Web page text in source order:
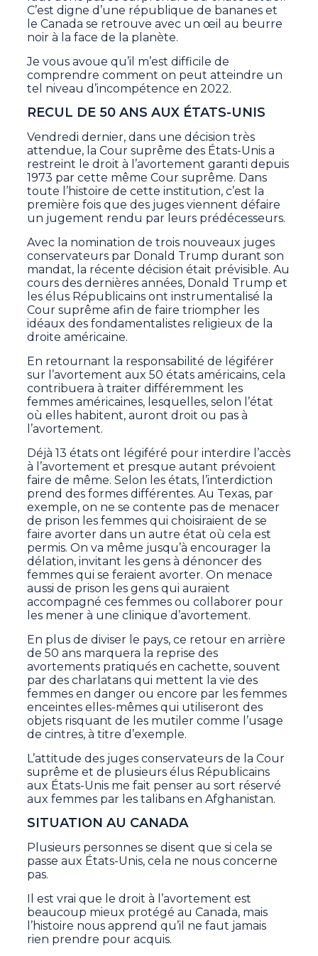
C’est digne d’une république de bananes et
le Canada se retrouve avec un œil au beurre
noir à la face de la planète.
Je vous avoue qu’il m’est difficile de
comprendre comment on peut atteindre un
tel niveau d’incompétence en 2022.
RECUL DE 50 ANS AUX ÉTATS-UNIS
Vendredi dernier, dans une décision très
attendue, la Cour suprême des États-Unis a
restreint le droit à l’avortement garanti depuis
1973 par cette même Cour suprême. Dans
toute l’histoire de cette institution, c’est la
première fois que des juges viennent défaire
un jugement rendu par leurs prédécesseurs.
Avec la nomination de trois nouveaux juges
conservateurs par Donald Trump durant son
mandat, la récente décision était prévisible. Au
cours des dernières années, Donald Trump et
les élus Républicains ont instrumentalisé la
Cour suprême afin de faire triompher les
idéaux des fondamentalistes religieux de la
droite américaine.
En retournant la responsabilité de légiférer
sur l’avortement aux 50 états américains, cela
contribuera à traiter différemment les
femmes américaines, lesquelles, selon l’état
où elles habitent, auront droit ou pas à
l’avortement.
Déjà 13 états ont légiféré pour interdire l’accès
à l’avortement et presque autant prévoient
faire de même. Selon les états, l’interdiction
prend des formes différentes. Au Texas, par
exemple, on ne se contente pas de menacer
de prison les femmes qui choisiraient de se
faire avorter dans un autre état où cela est
permis. On va même jusqu’à encourager la
délation, invitant les gens à dénoncer des
femmes qui se feraient avorter. On menace
aussi de prison les gens qui auraient
accompagné ces femmes ou collaborer pour
les mener à une clinique d’avortement.
En plus de diviser le pays, ce retour en arrière
de 50 ans marquera la reprise des
avortements pratiqués en cachette, souvent
par des charlatans qui mettent la vie des
femmes en danger ou encore par les femmes
enceintes elles-mêmes qui utiliseront des
objets risquant de les mutiler comme l’usage
de cintres, à titre d’exemple.
L’attitude des juges conservateurs de la Cour
suprême et de plusieurs élus Républicains
aux États-Unis me fait penser au sort réservé
aux femmes par les talibans en Afghanistan.
SITUATION AU CANADA
Plusieurs personnes se disent que si cela se
passe aux États-Unis, cela ne nous concerne
pas.
Il est vrai que le droit à l’avortement est
beaucoup mieux protégé au Canada, mais
l’histoire nous apprend qu’il ne faut jamais
rien prendre pour acquis.